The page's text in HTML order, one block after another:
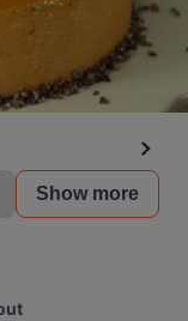
Show more